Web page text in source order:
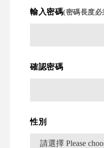
輸入密碼(密碼長度必
確認密碼
性別
請選擇 Please